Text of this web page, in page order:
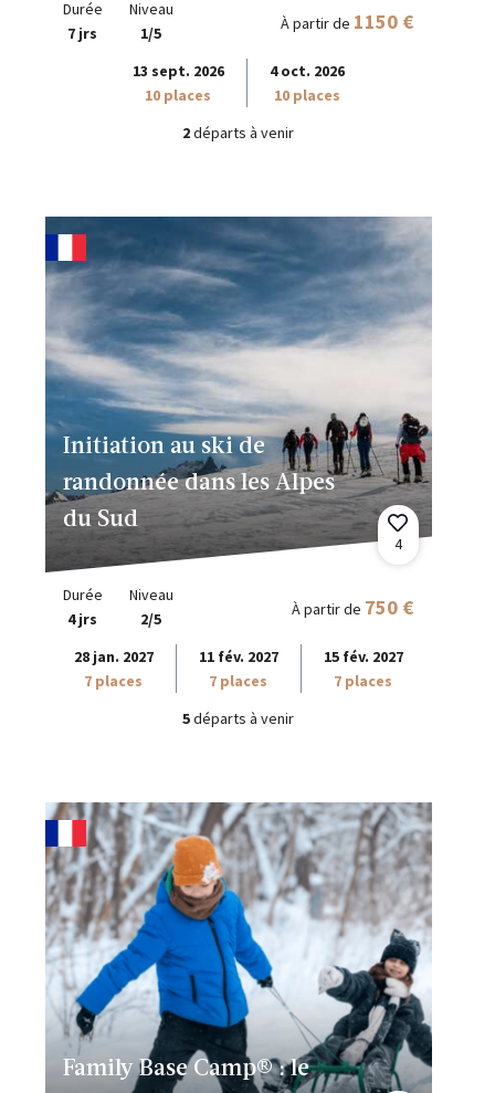
Durée
7 jrs
Niveau
1/5
À partir de 1150 €
13 sept. 2026
10 places
4 oct. 2026
10 places
2départs à venir
Initiation au ski de
randonnée dans les Alpes
du Sud
4
Durée
4 jrs
Niveau
2/5
À partir de 750 €
28 jan. 2027
7 places
11 fév. 2027
7 places
15 fév. 2027
7 places
5départs à venir
Family Base Camp® : le